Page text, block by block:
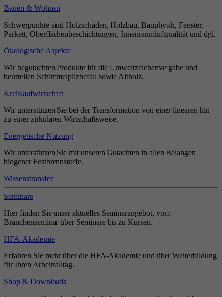
Bauen & Wohnen
Schwerpunkte sind Holzschäden, Holzbau, Bauphysik, Fenster,
Parkett, Oberflächenbeschichtungen, Innenraumluftqualität und dgl.
Ökologische Aspekte
Wir begutachten Produkte für die Umweltzeichenvergabe und
beurteilen Schimmelpilzbefall sowie Altholz.
Kreislaufwirtschaft
Wir unterstützen Sie bei der Transformation von einer linearen hin
zu einer zirkulären Wirtschaftsweise.
Energetische Nutzung
Wir unterstützen Sie mit unseren Gutachten in allen Belangen
biogener Festbrennstoffe.
Wissenstransfer
Seminare
Hier finden Sie unser aktuelles Seminarangebot, vom
Branchenseminar über Seminare bis zu Kursen.
HFA-Akademie
Erfahren Sie mehr über die HFA-Akademie und über Weiterbildung
für Ihren Arbeitsalltag.
Shop & Downloads